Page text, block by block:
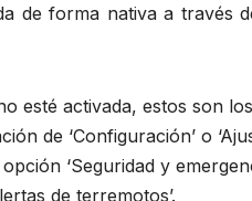
de forma nativa a través
esté activada, estos son
de ‘Configuración’ o
‘Seguridad y
de terremotos’.